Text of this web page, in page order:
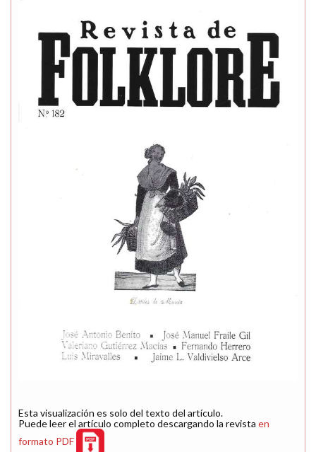
Esta visualización es solo del texto del artículo.
Puede leer el artículo completo descargando la revista en
formato PDF